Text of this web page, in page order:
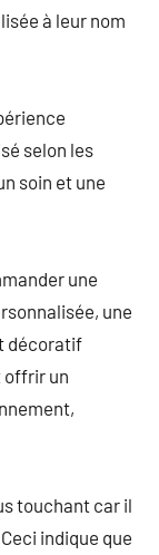
à leur nom
selon les
soin et une
une
une
décoratif
offrir un
touchant car il
indique que